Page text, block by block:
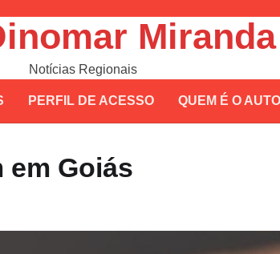
Miranda
Notícias Regionais
PERFIL DE ACESSO QUEM É O
em Goiás